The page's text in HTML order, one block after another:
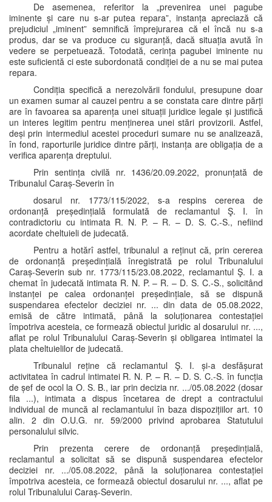
De asemenea, referitor la „prevenirea unei pagube
iminente și care nu s-ar putea repara”, instanța apreciază că
prejudiciul „iminent” semnifică împrejurarea că el încă nu s-a
produs, dar se va produce cu siguranță, dacă situația avută în
vedere se perpetuează. Totodată, cerința pagubei iminente nu
este suficientă ci este subordonată condiției de a nu se mai putea
repara.
Condiția specifică a nerezolvării fondului, presupune doar
un examen sumar al cauzei pentru a se constata care dintre părți
are în favoarea sa aparența unei situații juridice legale și justifică
un interes legitim pentru menținerea unei stări provizorii. Astfel,
deși prin intermediul acestei proceduri sumare nu se analizează,
în fond, raporturile juridice dintre părți, instanța are obligația de a
verifica aparența dreptului.
Prin sentința civilă nr. 1436/20.09.2022, pronunțată de
Tribunalul Caraș-Severin în
dosarul nr. 1773/115/2022, s-a respins cererea de
ordonanță președințială formulată de reclamantul Ş. I. în
contradictoriu cu intimata R. N. P. – R. – D. S. C.-S., nefiind
acordate cheltuieli de judecată.
Pentru a hotărî astfel, tribunalul a reținut că, prin cererea
de ordonanță președințială înregistrată pe rolul Tribunalului
Caraș-Severin sub nr. 1773/115/23.08.2022, reclamantul Ş. I. a
chemat în judecată intimata R. N. P. – R. – D. S. C.-S., solicitând
instanței pe calea ordonanței președințiale, să se dispună
suspendarea efectelor deciziei nr. ... din data de 05.08.2022,
emisă de către intimată, până la soluționarea contestației
împotriva acesteia, ce formează obiectul juridic al dosarului nr. ...,
aflat pe rolul Tribunalului Caraș-Severin și obligarea intimatei la
plata cheltuielilor de judecată.
Tribunalul reține că reclamantul Ş. I. și-a desfășurat
activitatea în cadrul intimatei R. N. P. – R. – D. S. C.-S. în funcția
de șef de ocol la O. S. B., iar prin decizia nr. .../05.08.2022 (dosar
fila ...), intimata a dispus încetarea de drept a contractului
individual de muncă al reclamantului în baza dispozițiilor art. 10
alin. 2 din O.U.G. nr. 59/2000 privind aprobarea Statutului
personalului silvic.
Prin prezenta cerere de ordonanță președințială,
reclamantul a solicitat să se dispună suspendarea efectelor
deciziei nr. .../05.08.2022, până la soluționarea contestației
împotriva acesteia, ce formează obiectul dosarului nr. ..., aflat pe
rolul Tribunalului Caraș-Severin.